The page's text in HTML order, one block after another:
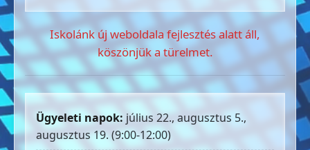
Iskolánk új weboldala fejlesztés alatt áll,
köszönjük a türelmet.
Ügyeleti napok: július 22., augusztus 5.,
augusztus 19. (9:00-12:00)